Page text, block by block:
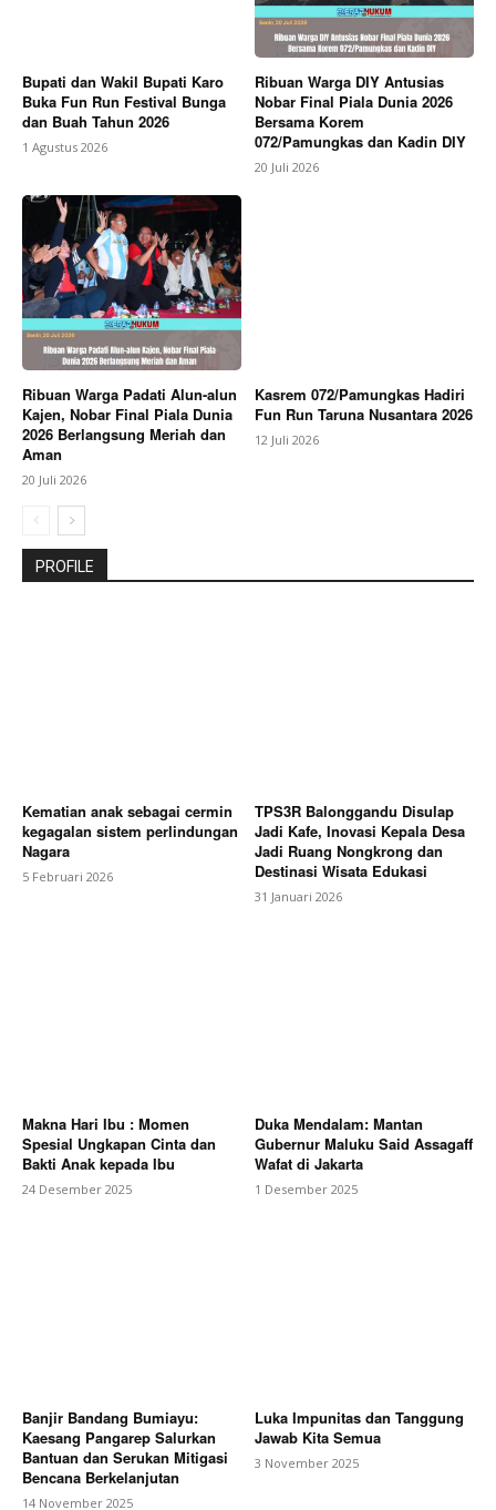
Bupati dan Wakil Bupati Karo
Buka Fun Run Festival Bunga
dan Buah Tahun 2026
1 Agustus 2026
Ribuan Warga DIY Antusias
Nobar Final Piala Dunia 2026
Bersama Korem
072/Pamungkas dan Kadin DIY
20 Juli 2026
Ribuan Warga Padati Alun-alun
Kajen, Nobar Final Piala Dunia
2026 Berlangsung Meriah dan
Aman
20 Juli 2026
Kasrem 072/Pamungkas Hadiri
Fun Run Taruna Nusantara 2026
12 Juli 2026
PROFILE
Kematian anak sebagai cermin
kegagalan sistem perlindungan
Nagara
5 Februari 2026
TPS3R Balonggandu Disulap
Jadi Kafe, Inovasi Kepala Desa
Jadi Ruang Nongkrong dan
Destinasi Wisata Edukasi
31 Januari 2026
Makna Hari Ibu : Momen
Spesial Ungkapan Cinta dan
Bakti Anak kepada Ibu
24 Desember 2025
Duka Mendalam: Mantan
Gubernur Maluku Said Assagaff
Wafat di Jakarta
1 Desember 2025
Banjir Bandang Bumiayu:
Kaesang Pangarep Salurkan
Bantuan dan Serukan Mitigasi
Bencana Berkelanjutan
14 November 2025
Luka Impunitas dan Tanggung
Jawab Kita Semua
3 November 2025